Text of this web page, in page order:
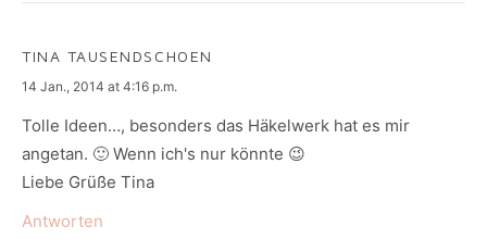
TINA TAUSENDSCHOEN
says:
14 Jan., 2014 at 4:16 p.m.
Tolle Ideen…, besonders das Häkelwerk hat es mir
angetan. 🙂 Wenn ich's nur könnte 😉
Liebe Grüße Tina
Antworten